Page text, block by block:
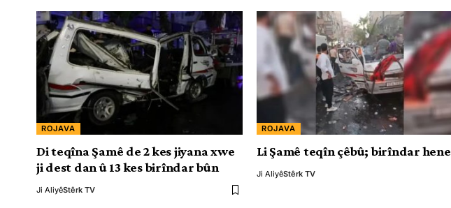
ROJAVA
Di teqîna Şamê de 2 kes jiyana xwe
ji dest dan û 13 kes birîndar bûn
Ji AliyêStêrk TV
ROJAVA
Li Şamê teqîn çêbû; birîndar hene
Ji AliyêStêrk TV